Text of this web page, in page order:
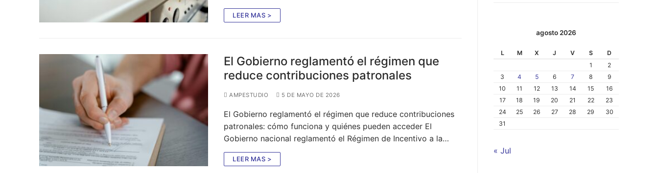
LEER MAS >
El Gobierno reglamentó el régimen que
reduce contribuciones patronales
AMPESTUDIO 5 DE MAYO DE 2026
El Gobierno reglamentó el régimen que reduce contribuciones
patronales: cómo funciona y quiénes pueden acceder El
Gobierno nacional reglamentó el Régimen de Incentivo a la…
LEER MAS >
agosto 2026
L M X J V S
D
1
2
3
4 5 6 7 8
9
10
11 12 13 14 15
16
17
18 19 20 21 22
23
24
25 26 27 28 29
30
31
« Jul